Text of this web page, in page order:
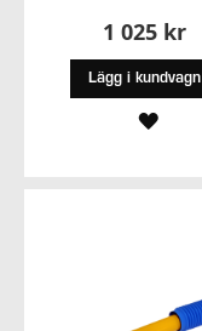
1 025 kr
Lägg i kundvagn
LÄGG